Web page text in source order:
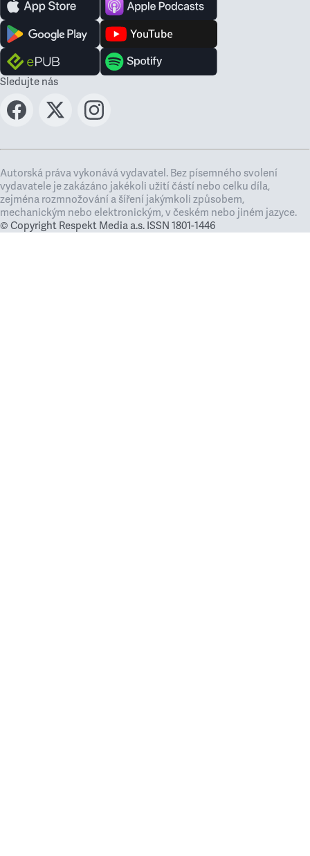
Sledujte nás
Autorská práva vykonává vydavatel. Bez písemného svolení
vydavatele je zakázáno jakékoli užití částí nebo celku díla,
zejména rozmnožování a šíření jakýmkoli způsobem,
mechanickým nebo elektronickým, v českém nebo jiném jazyce.
© Copyright Respekt Media a.s. ISSN 1801-1446